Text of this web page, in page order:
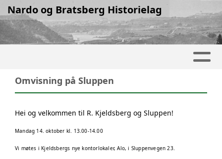
Nardo og Bratsberg Historielag
Omvisning på Sluppen
Hei og velkommen til R. Kjeldsberg og Sluppen!
Mandag 14. oktober kl. 13.00-14.00
Vi møtes i Kjeldsbergs nye kontorlokaler, Alo, i Sluppenvegen 23.